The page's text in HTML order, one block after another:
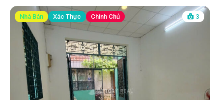
Nhà Bán Xác Thực Chính Chủ 3